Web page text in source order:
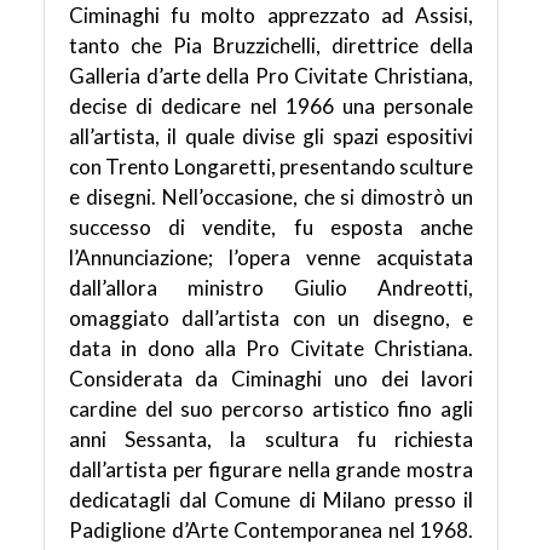
Ciminaghi fu molto apprezzato ad Assisi,
tanto che Pia Bruzzichelli, direttrice della
Galleria d’arte della Pro Civitate Christiana,
decise di dedicare nel 1966 una personale
all’artista, il quale divise gli spazi espositivi
con Trento Longaretti, presentando sculture
e disegni. Nell’occasione, che si dimostrò un
successo di vendite, fu esposta anche
l’Annunciazione; l’opera venne acquistata
dall’allora ministro Giulio Andreotti,
omaggiato dall’artista con un disegno, e
data in dono alla Pro Civitate Christiana.
Considerata da Ciminaghi uno dei lavori
cardine del suo percorso artistico fino agli
anni Sessanta, la scultura fu richiesta
dall’artista per figurare nella grande mostra
dedicatagli dal Comune di Milano presso il
Padiglione d’Arte Contemporanea nel 1968.